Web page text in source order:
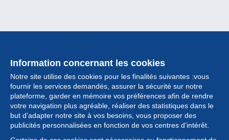
Information concernant les cookies
Notre site utilise des cookies pour les finalités suivantes :vous
fournir les services demandés, assurer la sécurité sur notre
plateforme, garder en mémoire vos préférences afin de rendre
votre navigation plus agréable, réaliser des statistiques dans le
but d’adapter notre site à vos besoins, vous proposer des
publicités personnalisées en fonction de vos centres d’intérêt.
Collection